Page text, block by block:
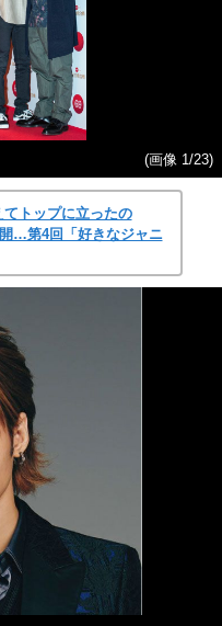
(画像 1/23)
トップに立ったの
…第4回「好きなジャニ